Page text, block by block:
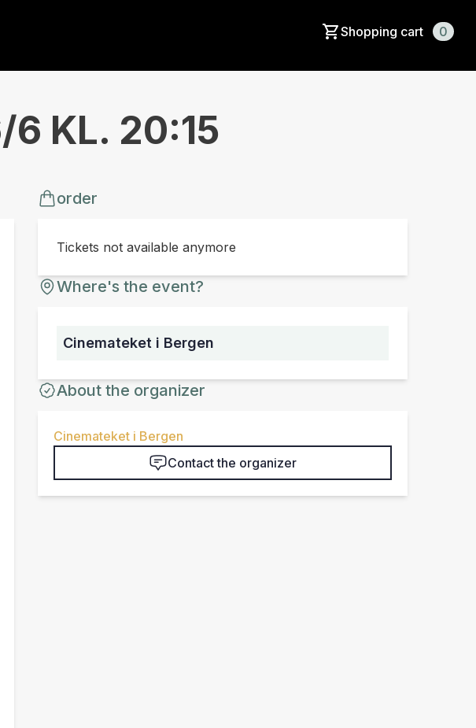
Shopping cart 0
6 KL. 20:15
order
Tickets not available anymore
Where's the event?
Cinemateket i Bergen
About the organizer
Cinemateket i Bergen
Contact the organizer